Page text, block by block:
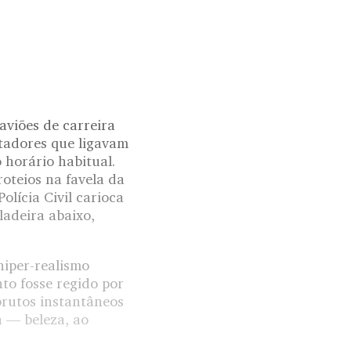
de carreira
que ligavam
horário habitual.
na favela da
Civil carioca
abaixo,
realismo
fosse regido por
instantâneos
— beleza, ao